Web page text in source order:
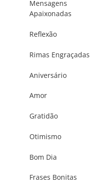
Mensagens
Apaixonadas
Reflexão
Rimas Engraçadas
Aniversário
Amor
Gratidão
Otimismo
Bom Dia
Frases Bonitas